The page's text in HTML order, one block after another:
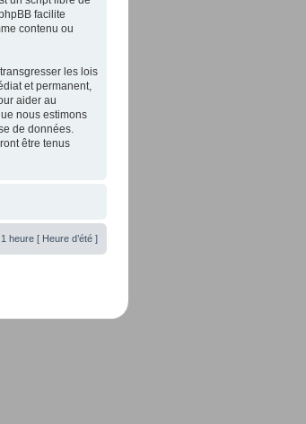
facilite
contenu ou
les lois
et permanent,
aider au
nous estimons
de données.
être tenus
heure [ Heure d’été ]